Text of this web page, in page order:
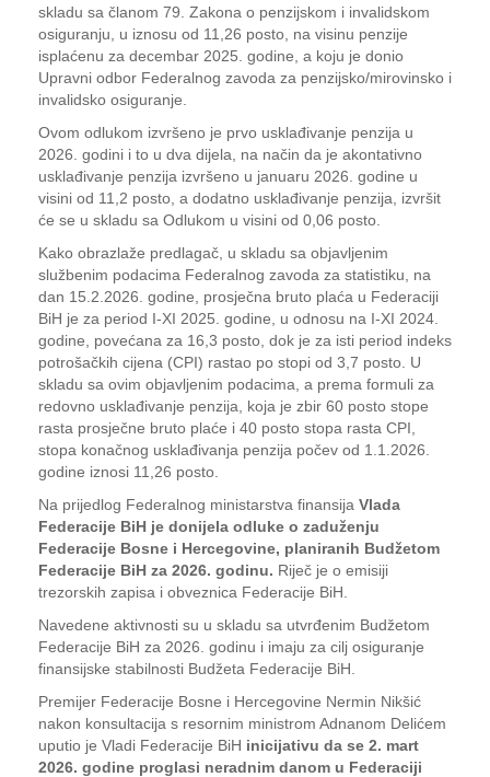
skladu sa članom 79. Zakona o penzijskom i invalidskom
osiguranju, u iznosu od 11,26 posto, na visinu penzije
isplaćenu za decembar 2025. godine, a koju je donio
Upravni odbor Federalnog zavoda za penzijsko/mirovinsko i
invalidsko osiguranje.
Ovom odlukom izvršeno je prvo usklađivanje penzija u
2026. godini i to u dva dijela, na način da je akontativno
usklađivanje penzija izvršeno u januaru 2026. godine u
visini od 11,2 posto, a dodatno usklađivanje penzija, izvršit
će se u skladu sa Odlukom u visini od 0,06 posto.
Kako obrazlaže predlagač, u skladu sa objavljenim
službenim podacima Federalnog zavoda za statistiku, na
dan 15.2.2026. godine, prosječna bruto plaća u Federaciji
BiH je za period I-XI 2025. godine, u odnosu na I-XI 2024.
godine, povećana za 16,3 posto, dok je za isti period indeks
potrošačkih cijena (CPI) rastao po stopi od 3,7 posto. U
skladu sa ovim objavljenim podacima, a prema formuli za
redovno usklađivanje penzija, koja je zbir 60 posto stope
rasta prosječne bruto plaće i 40 posto stopa rasta CPI,
stopa konačnog usklađivanja penzija počev od 1.1.2026.
godine iznosi 11,26 posto.
Na prijedlog Federalnog ministarstva finansija Vlada
Federacije BiH je donijela odluke o zaduženju
Federacije Bosne i Hercegovine, planiranih Budžetom
Federacije BiH za 2026. godinu. Riječ je o emisiji
trezorskih zapisa i obveznica Federacije BiH.
Navedene aktivnosti su u skladu sa utvrđenim Budžetom
Federacije BiH za 2026. godinu i imaju za cilj osiguranje
finansijske stabilnosti Budžeta Federacije BiH.
Premijer Federacije Bosne i Hercegovine Nermin Nikšić
nakon konsultacija s resornim ministrom Adnanom Delićem
uputio je Vladi Federacije BiH inicijativu da se 2. mart
2026. godine proglasi neradnim danom u Federaciji